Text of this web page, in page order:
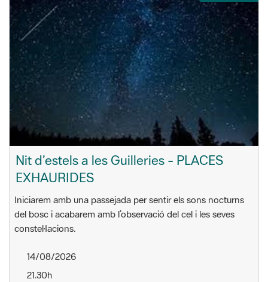
Nit d’estels a les Guilleries - PLACES
EXHAURIDES
Iniciarem amb una passejada per sentir els sons nocturns
del bosc i acabarem amb l’observació del cel i les seves
constel·lacions.
14/08/2026
21.30h